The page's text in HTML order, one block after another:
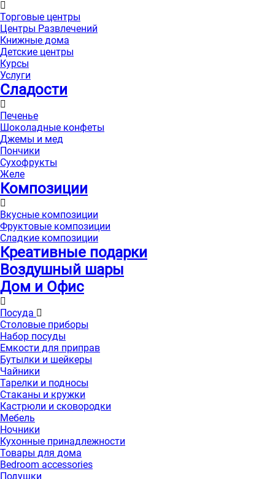
Торговые центры
Центры Развлечений
Книжные дома
Детские центры
Курсы
Услуги
Сладости
Печенье
Шоколадные конфеты
Джемы и мед
Пончики
Сухофрукты
Желе
Композиции
Вкусные композиции
Фруктовые композиции
Сладкие композиции
Креативные подарки
Воздушный шары
Дом и Офис
Посуда
Столовые приборы
Набор посуды
Емкости для приправ
Бутылки и шейкеры
Чайники
Тарелки и подносы
Стаканы и кружки
Кастрюли и сковородки
Мебель
Ночники
Кухонные принадлежности
Товары для дома
Bedroom accessories
Подушки